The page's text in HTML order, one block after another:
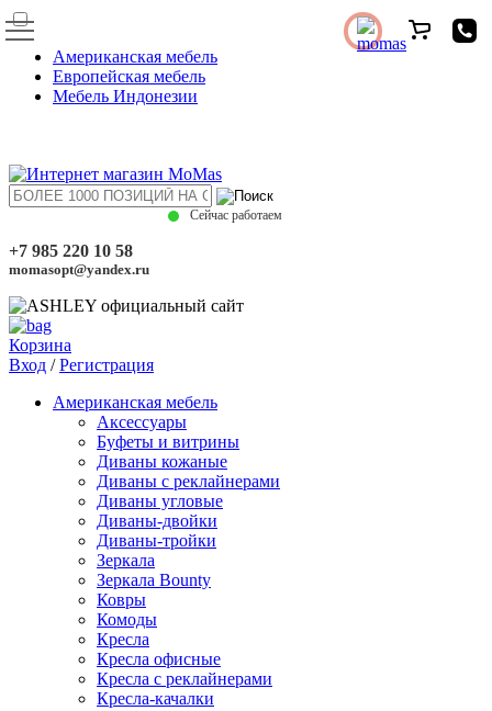
Американская мебель
Европейская мебель
Мебель Индонезии
Сейчас работаем
+7 985 220 10 58
momasopt@yandex.ru
Корзина
Вход /Регистрация
Американская мебель
Аксессуары
Буфеты и витрины
Диваны кожаные
Диваны с реклайнерами
Диваны угловые
Диваны-двойки
Диваны-тройки
Зеркала
Зеркала Bounty
Ковры
Комоды
Кресла
Кресла офисные
Кресла с реклайнерами
Кресла-качалки